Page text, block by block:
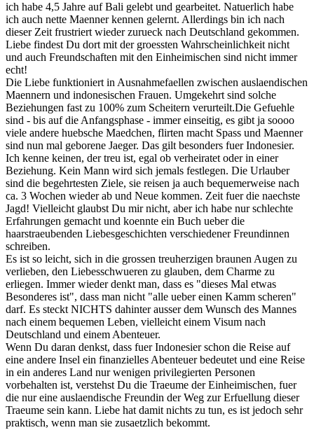
ich habe 4,5 Jahre auf Bali gelebt und gearbeitet. Natuerlich habe
ich auch nette Maenner kennen gelernt. Allerdings bin ich nach
dieser Zeit frustriert wieder zurueck nach Deutschland gekommen.
Liebe findest Du dort mit der groessten Wahrscheinlichkeit nicht
und auch Freundschaften mit den Einheimischen sind nicht immer
echt!
Die Liebe funktioniert in Ausnahmefaellen zwischen auslaendischen
Maennern und indonesischen Frauen. Umgekehrt sind solche
Beziehungen fast zu 100% zum Scheitern verurteilt.Die Gefuehle
sind - bis auf die Anfangsphase - immer einseitig, es gibt ja soooo
viele andere huebsche Maedchen, flirten macht Spass und Maenner
sind nun mal geborene Jaeger. Das gilt besonders fuer Indonesier.
Ich kenne keinen, der treu ist, egal ob verheiratet oder in einer
Beziehung. Kein Mann wird sich jemals festlegen. Die Urlauber
sind die begehrtesten Ziele, sie reisen ja auch bequemerweise nach
ca. 3 Wochen wieder ab und Neue kommen. Zeit fuer die naechste
Jagd! Vielleicht glaubst Du mir nicht, aber ich habe nur schlechte
Erfahrungen gemacht und koennte ein Buch ueber die
haarstraeubenden Liebesgeschichten verschiedener Freundinnen
schreiben.
Es ist so leicht, sich in die grossen treuherzigen braunen Augen zu
verlieben, den Liebesschwueren zu glauben, dem Charme zu
erliegen. Immer wieder denkt man, dass es "dieses Mal etwas
Besonderes ist", dass man nicht "alle ueber einen Kamm scheren"
darf. Es steckt NICHTS dahinter ausser dem Wunsch des Mannes
nach einem bequemen Leben, vielleicht einem Visum nach
Deutschland und einem Abenteuer.
Wenn Du daran denkst, dass fuer Indonesier schon die Reise auf
eine andere Insel ein finanzielles Abenteuer bedeutet und eine Reise
in ein anderes Land nur wenigen privilegierten Personen
vorbehalten ist, verstehst Du die Traeume der Einheimischen, fuer
die nur eine auslaendische Freundin der Weg zur Erfuellung dieser
Traeume sein kann. Liebe hat damit nichts zu tun, es ist jedoch sehr
praktisch, wenn man sie zusaetzlich bekommt.